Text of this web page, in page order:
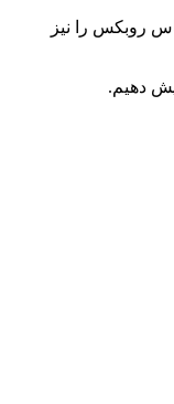
نجات در خارج از محدوده خبر داد و گفت: همچنین هفت دستگاه موتور برق پرتابل خریداری شده و ۸۰ دست لباس روبکس را نیز
دهیم.